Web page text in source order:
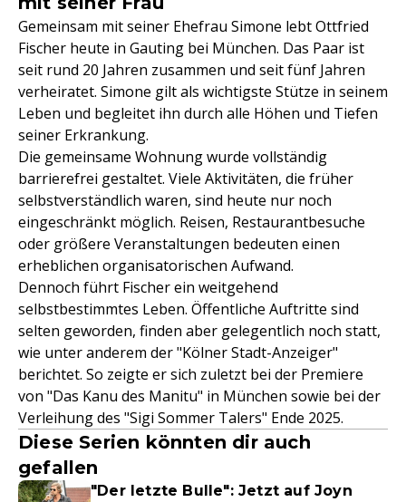
Gemeinsam mit seiner Ehefrau Simone lebt Ottfried
Fischer heute in Gauting bei München. Das Paar ist
seit rund 20 Jahren zusammen und seit fünf Jahren
verheiratet. Simone gilt als wichtigste Stütze in seinem
Leben und begleitet ihn durch alle Höhen und Tiefen
seiner Erkrankung.
Die gemeinsame Wohnung wurde vollständig
barrierefrei gestaltet. Viele Aktivitäten, die früher
selbstverständlich waren, sind heute nur noch
eingeschränkt möglich. Reisen, Restaurantbesuche
oder größere Veranstaltungen bedeuten einen
erheblichen organisatorischen Aufwand.
Dennoch führt Fischer ein weitgehend
selbstbestimmtes Leben. Öffentliche Auftritte sind
selten geworden, finden aber gelegentlich noch statt,
wie unter anderem der "Kölner Stadt-Anzeiger"
berichtet. So zeigte er sich zuletzt bei der Premiere
von "Das Kanu des Manitu" in München sowie bei der
Verleihung des "Sigi Sommer Talers" Ende 2025.
Diese Serien könnten dir auch
gefallen
"Der letzte Bulle": Jetzt auf Joyn